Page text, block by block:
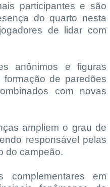
participantes e são
do quarto nesta
de lidar com
anônimos e figuras
de paredões
com novas
ampliem o grau de
responsável pelas
do campeão.
em